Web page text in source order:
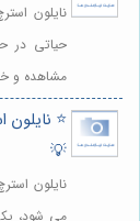
نایلون
حیاتی در
مشاهده و
⭐️ نایلون
💡
نایلون
می شود،